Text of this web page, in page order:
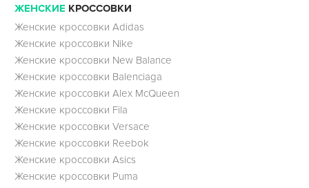
ЖЕНСКИЕ КРОССОВКИ
Женские кроссовки Adidas
Женские кроссовки Nike
Женские кроссовки New Balance
Женские кроссовки Balenciaga
Женские кроссовки Alex McQueen
Женские кроссовки Fila
Женские кроссовки Versace
Женские кроссовки Reebok
Женские кроссовки Asics
Женские кроссовки Puma